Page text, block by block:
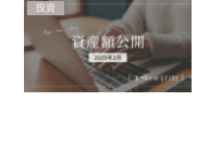
投資